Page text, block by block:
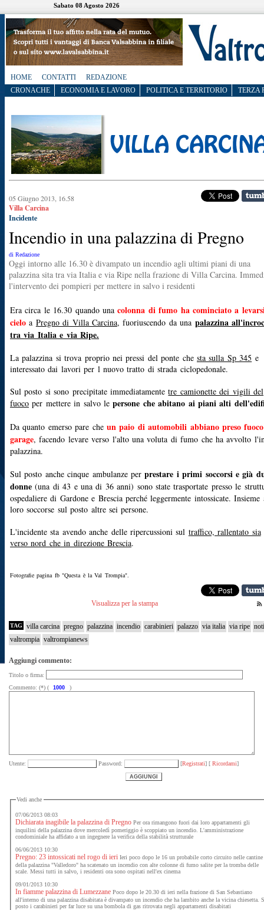
Sabato 08 Agosto 2026
HOME CONTATTI
REDAZIONE
CRONACHE
ECONOMIA E LAVORO POLITICA E TERRITORIO TERZA
05 Giugno 2013, 16.58
Villa Carcina
Incidente
Incendio in una palazzina di Pregno
di Redazione
Oggi intorno alle 16.30 è divampato un incendio agli ultimi piani di una
palazzina sita tra via Italia e via Ripe nella frazione di Villa Carcina.
l'intervento dei pompieri per mettere in salvo i residenti
Era circa le 16.30 quando unacolonna di fumo ha cominciato a
cielo a Pregno di Villa Carcina, fuoriuscendo da una palazzina
tra via Italia e via Ripe.
La palazzina si trova proprio nei pressi del ponte che sta sulla Sp 345 e
interessato dai lavori per l nuovo tratto di strada ciclopedonale.
Sul posto si sono precipitate immediatamentetre camionette dei vigili del
fuoco per mettere in salvo lepersone che abitano ai piani alti
Da quanto emerso pare che un paio di automobili abbiano preso
garage, facendo levare verso l'alto una voluta di fumo che ha avvolto
palazzina.
Sul posto anche cinque ambulanze per prestare i primi soccorsi e già
donne (una di 43 e una di 36 anni) sono state trasportate presso le
ospedaliere di Gardone e Brescia perché leggermente intossicate. Insieme
loro soccorse sul posto altre sei persone.
L'incidente sta avendo anche delle ripercussioni sul traffico, rallentato sia
verso nord che in direzione Brescia.
Fotografie pagina fb "Questa è la Val Trompia".
Visualizza per la stampa
TAG villa carcina pregno palazzina incendio carabinieri palazzo via italia via ripe
valtrompia valtrompianews
Aggiungi commento:
Titolo o firma:
Commento: (*) (
)
Utente: Password: [Registrati] [ Ricordami]
Vedi anche
07/06/2013 08:03
Dichiarata inagibile la palazzina di Pregno Per ora rimangono fuori dai loro appartamenti gli
inquilini della palazzina dove mercoledì pomeriggio è scoppiato un incendio. L'amministrazione
condominiale ha affidato a un ingegnere la verifica della stabilità strutturale
06/06/2013 10:30
Pregno: 23 intossicati nel rogo di ieri Ieri poco dopo le 16 un probabile corto circuito nelle cantine
della palazzina "Valledoro" ha scatenato un incendio con alte colonne di fumo salite per la tromba delle
scale. Messi tutti in salvo, i residenti ora sono ospitati nell'ex cinema
09/01/2013 10:30
In fiamme palazzina di Lumezzane Poco dopo le 20.30 di ieri nella frazione di San Sebastiano
all'interno di una palazzina disabitata è divampato un incendio che ha lambito anche la vicina chiesetta.
posto i carabinieri per far luce su una bombola di gas ritrovata negli appartamenti disabitati